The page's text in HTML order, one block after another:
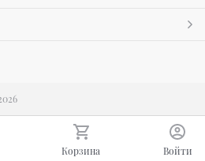
Корзина Войти